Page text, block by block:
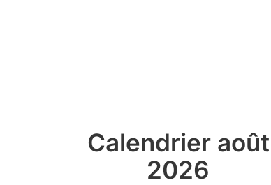
Calendrier août
2026